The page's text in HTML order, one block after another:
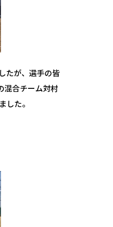
たが、選手の皆
混合チーム対村
した。